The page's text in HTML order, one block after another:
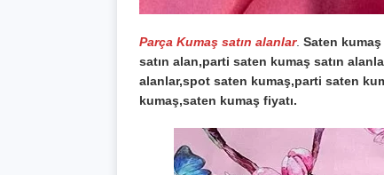
Parça Kumaş satın alanlar. Saten
satın alan,parti saten kumaş satın
alanlar,spot saten kumaş,parti saten
kumaş,saten kumaş fiyatı.